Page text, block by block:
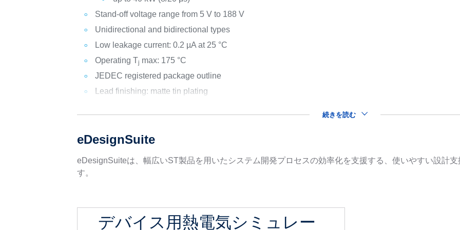
Stand-off voltage range from 5 V to 188 V
Unidirectional and bidirectional types
Low leakage current: 0.2 µA at 25 °C
Operating Tj max: 175 °C
JEDEC registered package outline
Lead finishing: matte tin plating
続きを読む
eDesignSuite
eDesignSuiteは、幅広いST製品を用いたシステム開発プロセスの効率化を支援する、使いやすい設計
す。
デバイス用熱電気シミュレー